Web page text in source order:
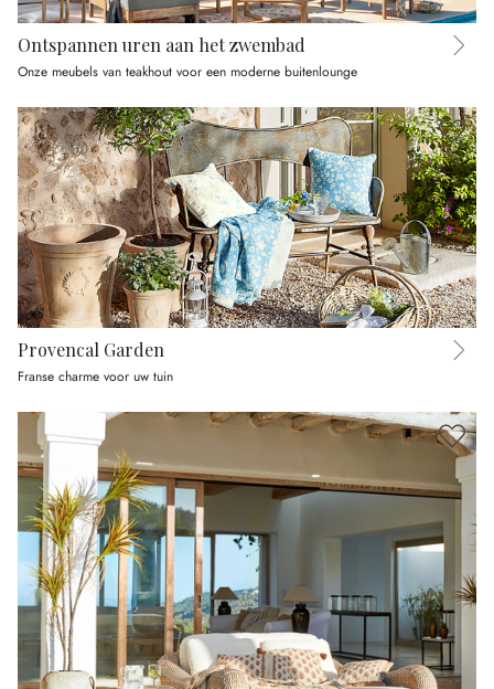
Ontspannen uren aan het zwembad
Onze meubels van teakhout voor een moderne buitenlounge
Provencal Garden
Franse charme voor uw tuin